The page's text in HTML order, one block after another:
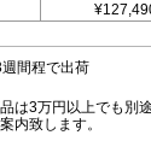
間程で出荷
は3万円以上でも別
内致します。